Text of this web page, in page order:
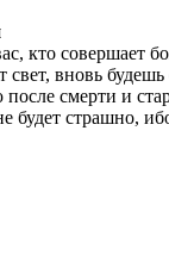
кто
вновь
смерти и
будет страшно,